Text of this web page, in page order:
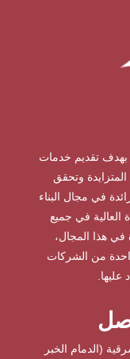
تقديم خدمات
وتحقق
في مجال البناء
العالية في جميع
هذا المجال،
من الشركات
عليها.
(الدمام الخبر